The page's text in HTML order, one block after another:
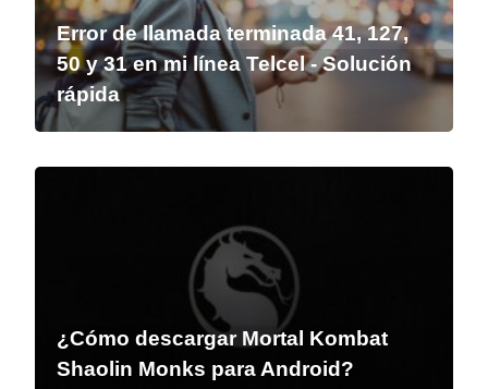
Error de llamada terminada 41, 127,
50 y 31 en mi línea Telcel - Solución
rápida
¿Cómo descargar Mortal Kombat
Shaolin Monks para Android?